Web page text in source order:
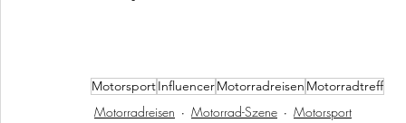
MotorsportInfluencerMotorradreisen Motorradtreff
Motorradreisen Motorrad-Szene Motorsport